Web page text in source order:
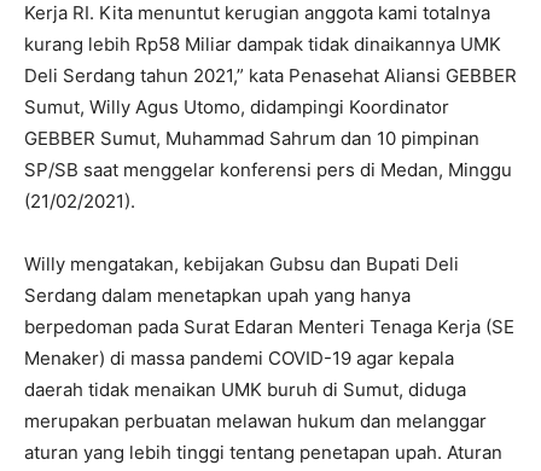
Kerja RI. Kita menuntut kerugian anggota kami totalnya
kurang lebih Rp58 Miliar dampak tidak dinaikannya UMK
Deli Serdang tahun 2021,” kata Penasehat Aliansi GEBBER
Sumut, Willy Agus Utomo, didampingi Koordinator
GEBBER Sumut, Muhammad Sahrum dan 10 pimpinan
SP/SB saat menggelar konferensi pers di Medan, Minggu
(21/02/2021).
Willy mengatakan, kebijakan Gubsu dan Bupati Deli
Serdang dalam menetapkan upah yang hanya
berpedoman pada Surat Edaran Menteri Tenaga Kerja (SE
Menaker) di massa pandemi COVID-19 agar kepala
daerah tidak menaikan UMK buruh di Sumut, diduga
merupakan perbuatan melawan hukum dan melanggar
aturan yang lebih tinggi tentang penetapan upah. Aturan